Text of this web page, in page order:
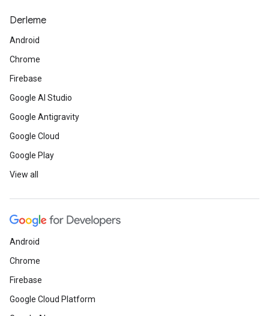
Derleme
Android
Chrome
Firebase
Google AI Studio
Google Antigravity
Google Cloud
Google Play
View all
Android
Chrome
Firebase
Google Cloud Platform